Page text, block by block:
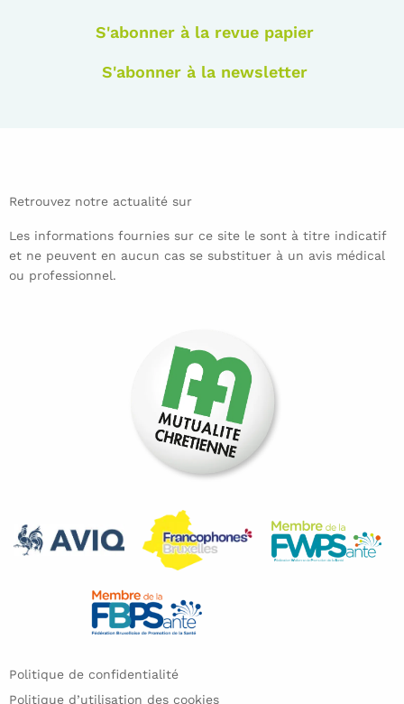
S'abonner à la revue papier
S'abonner à la newsletter
Retrouvez notre actualité sur
Les informations fournies sur ce site le sont à titre indicatif
et ne peuvent en aucun cas se substituer à un avis médical
ou professionnel.
Politique de confidentialité
Politique d’utilisation des cookies